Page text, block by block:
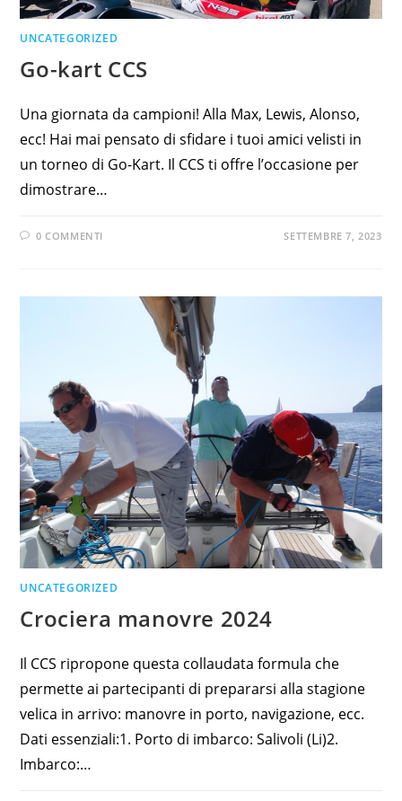
UNCATEGORIZED
Go-kart CCS
Una giornata da campioni! Alla Max, Lewis, Alonso,
ecc! Hai mai pensato di sfidare i tuoi amici velisti in
un torneo di Go-Kart. Il CCS ti offre l’occasione per
dimostrare…
0 COMMENTI SETTEMBRE 7, 2023
UNCATEGORIZED
Crociera manovre 2024
Il CCS ripropone questa collaudata formula che
permette ai partecipanti di prepararsi alla stagione
velica in arrivo: manovre in porto, navigazione, ecc.
Dati essenziali:1. Porto di imbarco: Salivoli (Li)2.
Imbarco:…